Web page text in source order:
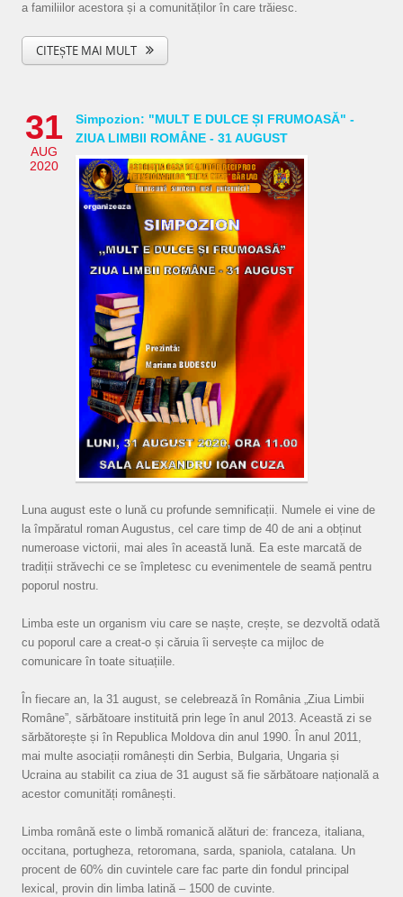
a familiilor acestora și a comunităților în care trăiesc.
CITEȘTE MAI MULT
31
AUG
2020
Simpozion: "MULT E DULCE ȘI FRUMOASĂ" -
ZIUA LIMBII ROMÂNE - 31 AUGUST
Luna august este o lună cu profunde semnificații. Numele ei vine de
la împăratul roman Augustus, cel care timp de 40 de ani a obținut
numeroase victorii, mai ales în această lună. Ea este marcată de
tradiții străvechi ce se împletesc cu evenimentele de seamă pentru
poporul nostru.
Limba este un organism viu care se naște, crește, se dezvoltă odată
cu poporul care a creat-o și căruia îi servește ca mijloc de
comunicare în toate situațiile.
În fiecare an, la 31 august, se celebrează în România „Ziua Limbii
Române”, sărbătoare instituită prin lege în anul 2013. Această zi se
sărbătorește și în Republica Moldova din anul 1990. În anul 2011,
mai multe asociații românești din Serbia, Bulgaria, Ungaria și
Ucraina au stabilit ca ziua de 31 august să fie sărbătoare națională a
acestor comunități românești.
Limba română este o limbă romanică alături de: franceza, italiana,
occitana, portugheza, retoromana, sarda, spaniola, catalana. Un
procent de 60% din cuvintele care fac parte din fondul principal
lexical, provin din limba latină – 1500 de cuvinte.